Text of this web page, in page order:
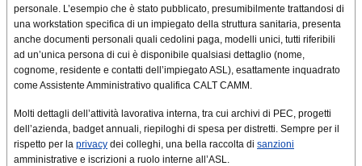
personale. L’esempio che è stato pubblicato, presumibilmente trattandosi di
una workstation specifica di un impiegato della struttura sanitaria, presenta
anche documenti personali quali cedolini paga, modelli unici, tutti riferibili
ad un’unica persona di cui è disponibile qualsiasi dettaglio (nome,
cognome, residente e contatti dell’impiegato ASL), esattamente inquadrato
come Assistente Amministrativo qualifica CALT CAMM.
Molti dettagli dell’attività lavorativa interna, tra cui archivi di PEC, progetti
dell’azienda, badget annuali, riepiloghi di spesa per distretti. Sempre per il
rispetto per la privacy dei colleghi, una bella raccolta di sanzioni
amministrative e iscrizioni a ruolo interne all’ASL.